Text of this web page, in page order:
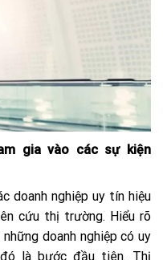
gia vào các sự kiện
doanh nghiệp uy tín hiệu
cứu thị trường. Hiểu rõ
doanh nghiệp có uy
là bước đầu tiên. Thị